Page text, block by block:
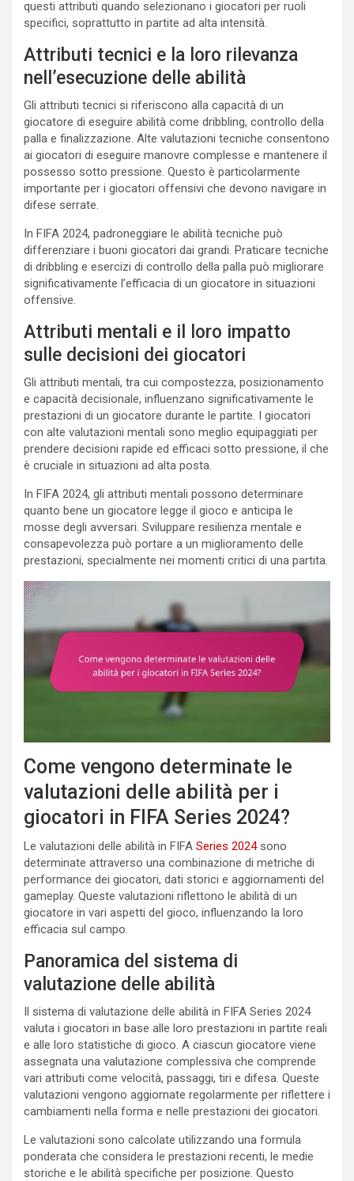
questi attributi quando selezionano i giocatori per ruoli
specifici, soprattutto in partite ad alta intensità.
Attributi tecnici e la loro rilevanza
nell’esecuzione delle abilità
Gli attributi tecnici si riferiscono alla capacità di un
giocatore di eseguire abilità come dribbling, controllo della
palla e finalizzazione. Alte valutazioni tecniche consentono
ai giocatori di eseguire manovre complesse e mantenere il
possesso sotto pressione. Questo è particolarmente
importante per i giocatori offensivi che devono navigare in
difese serrate.
In FIFA 2024, padroneggiare le abilità tecniche può
differenziare i buoni giocatori dai grandi. Praticare tecniche
di dribbling e esercizi di controllo della palla può migliorare
significativamente l’efficacia di un giocatore in situazioni
offensive.
Attributi mentali e il loro impatto
sulle decisioni dei giocatori
Gli attributi mentali, tra cui compostezza, posizionamento
e capacità decisionale, influenzano significativamente le
prestazioni di un giocatore durante le partite. I giocatori
con alte valutazioni mentali sono meglio equipaggiati per
prendere decisioni rapide ed efficaci sotto pressione, il che
è cruciale in situazioni ad alta posta.
In FIFA 2024, gli attributi mentali possono determinare
quanto bene un giocatore legge il gioco e anticipa le
mosse degli avversari. Sviluppare resilienza mentale e
consapevolezza può portare a un miglioramento delle
prestazioni, specialmente nei momenti critici di una partita.
Come vengono determinate le
valutazioni delle abilità per i
giocatori in FIFA Series 2024?
Le valutazioni delle abilità in FIFA Series 2024sono
determinate attraverso una combinazione di metriche di
performance dei giocatori, dati storici e aggiornamenti del
gameplay. Queste valutazioni riflettono le abilità di un
giocatore in vari aspetti del gioco, influenzando la loro
efficacia sul campo.
Panoramica del sistema di
valutazione delle abilità
Il sistema di valutazione delle abilità in FIFA Series 2024
valuta i giocatori in base alle loro prestazioni in partite reali
e alle loro statistiche di gioco. A ciascun giocatore viene
assegnata una valutazione complessiva che comprende
vari attributi come velocità, passaggi, tiri e difesa. Queste
valutazioni vengono aggiornate regolarmente per riflettere i
cambiamenti nella forma e nelle prestazioni dei giocatori.
Le valutazioni sono calcolate utilizzando una formula
ponderata che considera le prestazioni recenti, le medie
storiche e le abilità specifiche per posizione. Questo